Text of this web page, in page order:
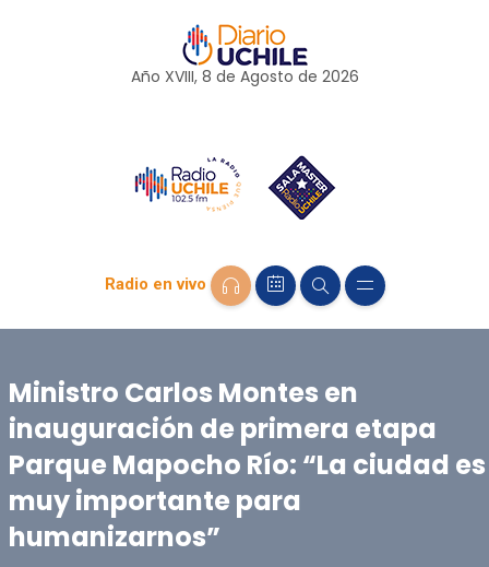
Año XVIII, 8 de Agosto de 2026
Radio en vivo
Ministro Carlos Montes en
inauguración de primera etapa
Parque Mapocho Río: “La ciudad es
muy importante para
humanizarnos”